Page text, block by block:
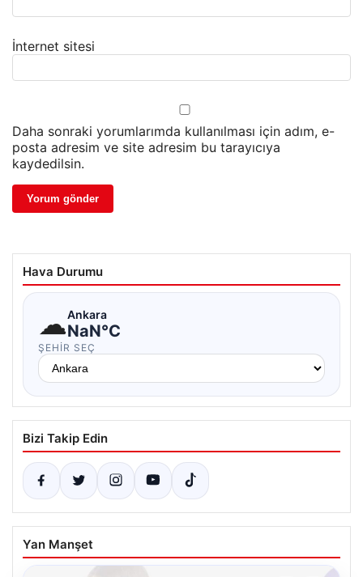
İnternet sitesi
Daha sonraki yorumlarımda kullanılması için adım, e-
posta adresim ve site adresim bu tarayıcıya
kaydedilsin.
Hava Durumu
☁Ankara
NaN°C
ŞEHIR SEÇ
Bizi Takip Edin
Yan Manşet